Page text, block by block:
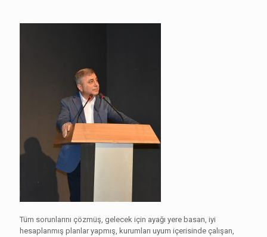
Tüm sorunlarını çözmüş, gelecek için ayağı yere basan, iyi
hesaplanmış planlar yapmış, kurumları uyum içerisinde çalışan,